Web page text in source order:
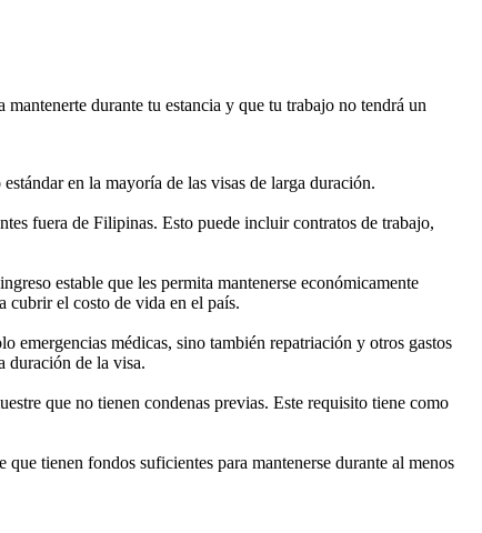
durante tu estancia y que tu trabajo no tendrá un
en la mayoría de las visas de larga duración.
fuera de Filipinas. Esto puede incluir contratos de trabajo,
estable que les permita mantenerse económicamente
cubrir el costo de vida en el país.
emergencias médicas, sino también repatriación y otros gastos
duración de la visa.
que no tienen condenas previas. Este requisito tiene como
tienen fondos suficientes para mantenerse durante al menos